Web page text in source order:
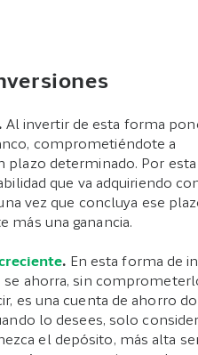
. Al invertir de esta forma
comprometiéndote a
determinado. Por esta
que va adquiriendo
vez que concluya ese
más una ganancia.
. En esta forma de
se ahorra, sin
es una cuenta de ahorro
lo desees, solo
el depósito, más alta